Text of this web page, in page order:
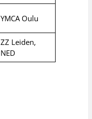
YMCA Oulu
ZZ Leiden,
NED